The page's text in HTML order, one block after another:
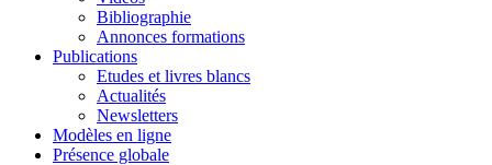
Bibliographie
Annonces formations
Publications
Etudes et livres blancs
Actualités
Newsletters
Modèles en ligne
Présence globale